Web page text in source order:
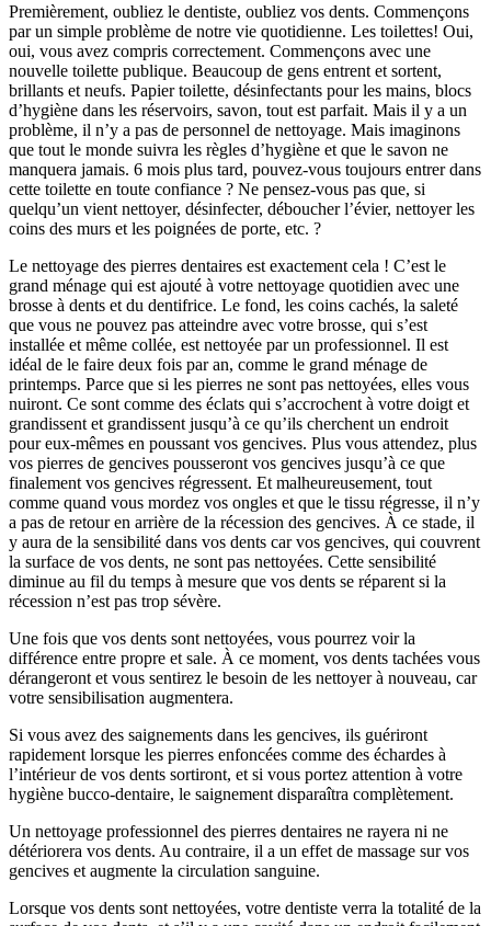
Premièrement, oubliez le dentiste, oubliez vos dents. Commençons
par un simple problème de notre vie quotidienne. Les toilettes! Oui,
oui, vous avez compris correctement. Commençons avec une
nouvelle toilette publique. Beaucoup de gens entrent et sortent,
brillants et neufs. Papier toilette, désinfectants pour les mains, blocs
d’hygiène dans les réservoirs, savon, tout est parfait. Mais il y a un
problème, il n’y a pas de personnel de nettoyage. Mais imaginons
que tout le monde suivra les règles d’hygiène et que le savon ne
manquera jamais. 6 mois plus tard, pouvez-vous toujours entrer dans
cette toilette en toute confiance ? Ne pensez-vous pas que, si
quelqu’un vient nettoyer, désinfecter, déboucher l’évier, nettoyer les
coins des murs et les poignées de porte, etc. ?
Le nettoyage des pierres dentaires est exactement cela ! C’est le
grand ménage qui est ajouté à votre nettoyage quotidien avec une
brosse à dents et du dentifrice. Le fond, les coins cachés, la saleté
que vous ne pouvez pas atteindre avec votre brosse, qui s’est
installée et même collée, est nettoyée par un professionnel. Il est
idéal de le faire deux fois par an, comme le grand ménage de
printemps. Parce que si les pierres ne sont pas nettoyées, elles vous
nuiront. Ce sont comme des éclats qui s’accrochent à votre doigt et
grandissent et grandissent jusqu’à ce qu’ils cherchent un endroit
pour eux-mêmes en poussant vos gencives. Plus vous attendez, plus
vos pierres de gencives pousseront vos gencives jusqu’à ce que
finalement vos gencives régressent. Et malheureusement, tout
comme quand vous mordez vos ongles et que le tissu régresse, il n’y
a pas de retour en arrière de la récession des gencives. À ce stade, il
y aura de la sensibilité dans vos dents car vos gencives, qui couvrent
la surface de vos dents, ne sont pas nettoyées. Cette sensibilité
diminue au fil du temps à mesure que vos dents se réparent si la
récession n’est pas trop sévère.
Une fois que vos dents sont nettoyées, vous pourrez voir la
différence entre propre et sale. À ce moment, vos dents tachées vous
dérangeront et vous sentirez le besoin de les nettoyer à nouveau, car
votre sensibilisation augmentera.
Si vous avez des saignements dans les gencives, ils guériront
rapidement lorsque les pierres enfoncées comme des échardes à
l’intérieur de vos dents sortiront, et si vous portez attention à votre
hygiène bucco-dentaire, le saignement disparaîtra complètement.
Un nettoyage professionnel des pierres dentaires ne rayera ni ne
détériorera vos dents. Au contraire, il a un effet de massage sur vos
gencives et augmente la circulation sanguine.
Lorsque vos dents sont nettoyées, votre dentiste verra la totalité de la